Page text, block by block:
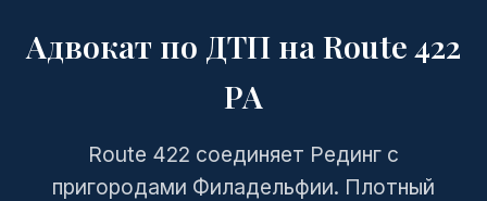
Адвокат по ДТП на Route 422
PA
Route 422 соединяет Рединг с
пригородами Филадельфии. Плотный